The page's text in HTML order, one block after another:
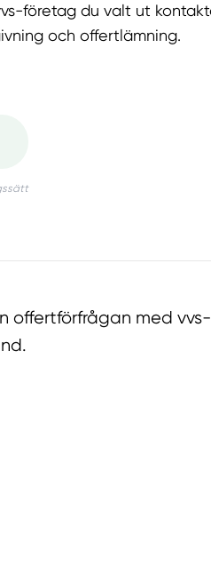
företag du valt ut
och offertlämning.
offertförfrågan med vvs-